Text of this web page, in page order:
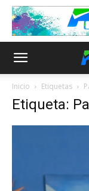
Inicio Etiquetas
Etiqueta: